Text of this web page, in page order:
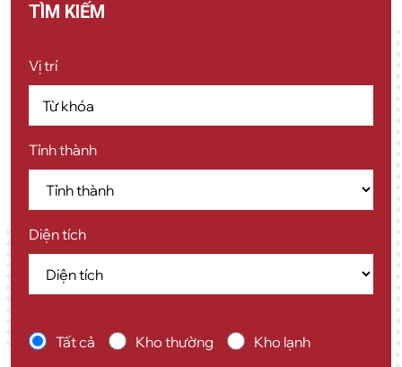
TÌM KIẾM
Vị trí
Tỉnh thành
Diện tích
Tất cả Kho thường Kho lạnh